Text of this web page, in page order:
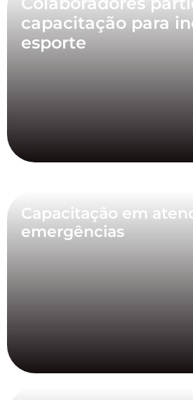
capacitação para
esporte
Capacitação em
emergências